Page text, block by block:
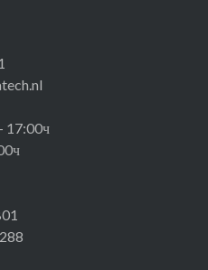
17:00ч